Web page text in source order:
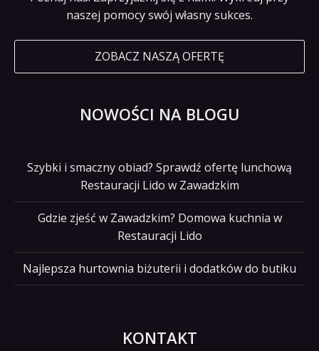
naszej pomocy swój własny sukces.
ZOBACZ NASZĄ OFERTĘ
NOWOŚCI NA BLOGU
Szybki i smaczny obiad? Sprawdź ofertę lunchową
Restauracji Lido w Zawadzkim
Gdzie zjeść w Zawadzkim? Domowa kuchnia w
Restauracji Lido
Najlepsza hurtownia biżuterii i dodatków do butiku
KONTAKT